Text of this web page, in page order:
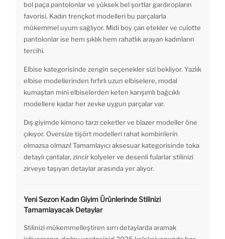
bol paça pantolonlar ve yüksek bel şortlar gardıropların
favorisi. Kadın trençkot modelleri bu parçalarla
mükemmel uyum sağlıyor. Midi boy çan etekler ve culotte
pantolonlar ise hem şıklık hem rahatlık arayan kadınların
tercihi.
Elbise kategorisinde zengin seçenekler sizi bekliyor. Yazlık
elbise modellerinden fırfırlı uzun elbiselere, modal
kumaştan mini elbiselerden keten karışımlı bağcıklı
modellere kadar her zevke uygun parçalar var.
Dış giyimde kimono tarzı ceketler ve blazer modeller öne
çıkıyor. Oversize tişört modelleri rahat kombinlerin
olmazsa olmazı! Tamamlayıcı aksesuar kategorisinde toka
detaylı çantalar, zincir kolyeler ve desenli fularlar stilinizi
zirveye taşıyan detaylar arasında yer alıyor.
Yeni Sezon Kadın Giyim Ürünlerinde Stilinizi
Tamamlayacak Detaylar
Stilinizi mükemmelleştiren sırrı detaylarda aramak